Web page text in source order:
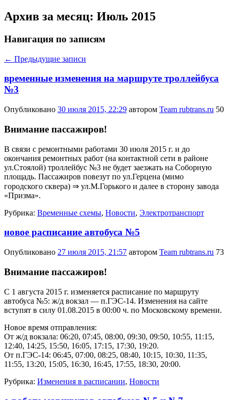
Архив за месяц: Июль 2015
Навигация по записям
← Предыдущие записи
временные изменения на маршруте троллейбуса
№3
Опубликовано 30 июля 2015, 22:29 автором Team rubtrans.ru 50
Внимание пассажиров!
В связи с ремонтными работами 30 июля 2015 г. и до
окончания ремонтных работ (на контактной сети в районе
ул.Стоялой) троллейбус №3 не будет заезжать на Соборную
площадь. Пассажиров повезут по ул.Герцена (мимо
городского сквера) ⇒ ул.М.Горького и далее в сторону завода
«Призма».
Рубрика: Временные схемы, Новости, Электротранспорт
новое расписание автобуса №5
Опубликовано 27 июля 2015, 21:57 автором Team rubtrans.ru 73
Внимание пассажиров!
С 1 августа 2015 г. изменяется расписание по маршруту
автобуса №5: ж/д вокзал — п.ГЭС-14. Изменения на сайте
вступят в силу 01.08.2015 в 00:00 ч. по Московскому времени.
Новое время отправления:
От ж/д вокзала: 06:20, 07:45, 08:00, 09:30, 09:50, 10:55, 11:15,
12:40, 14:25, 15:50, 16:05, 17:15, 17:30, 19:20.
От п.ГЭС-14: 06:45, 07:00, 08:25, 08:40, 10:15, 10:30, 11:35,
11:55, 13:20, 15:05, 16:30, 16:45, 17:55, 18:30, 20:00.
Рубрика: Изменения в расписании, Новости